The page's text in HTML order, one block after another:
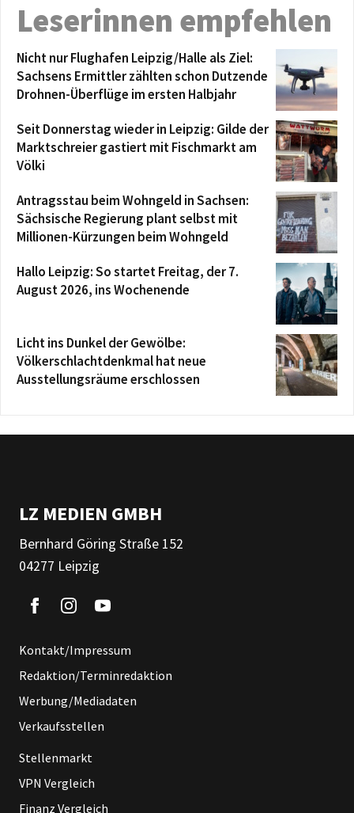
Leserinnen empfehlen
Nicht nur Flughafen Leipzig/Halle als Ziel:
Sachsens Ermittler zählten schon Dutzende
Drohnen-Überflüge im ersten Halbjahr
Seit Donnerstag wieder in Leipzig: Gilde der
Marktschreier gastiert mit Fischmarkt am
Völki
Antragsstau beim Wohngeld in Sachsen:
Sächsische Regierung plant selbst mit
Millionen-Kürzungen beim Wohngeld
Hallo Leipzig: So startet Freitag, der 7.
August 2026, ins Wochenende
Licht ins Dunkel der Gewölbe:
Völkerschlachtdenkmal hat neue
Ausstellungsräume erschlossen
LZ MEDIEN GMBH
Bernhard Göring Straße 152
04277 Leipzig
Kontakt/Impressum
Redaktion/Terminredaktion
Werbung/Mediadaten
Verkaufsstellen
Stellenmarkt
VPN Vergleich
Finanz Vergleich